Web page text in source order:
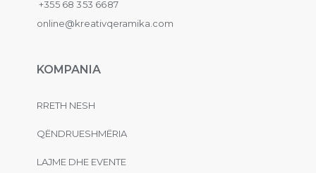
+355 68 353 6687
online@kreativqeramika.com
KOMPANIA
RRETH NESH
QËNDRUESHMËRIA
LAJME DHE EVENTE